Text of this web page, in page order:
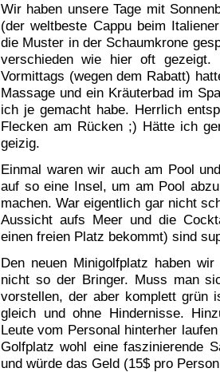
Wir haben unsere Tage mit
(der weltbeste Cappu beim
die Muster in der Schaumkrone
verschieden wie hier oft
Vormittags (wegen dem Rabatt)
Massage und ein Kräuterbad im
ich je gemacht habe. Herrlich
Flecken am Rücken ;) Hätte ich
geizig.
Einmal waren wir auch am Pool
auf so eine Insel, um am Pool
machen. War eigentlich gar nicht
Aussicht aufs Meer und die
einen freien Platz bekommt) sind
Den neuen Minigolfplatz haben
nicht so der Bringer. Muss man
vorstellen, der aber komplett grün
gleich und ohne Hindernisse.
Leute vom Personal hinterher
Golfplatz wohl eine faszinierende
und würde das Geld (15$ pro